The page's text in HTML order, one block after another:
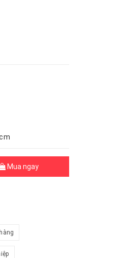
Mua ngay